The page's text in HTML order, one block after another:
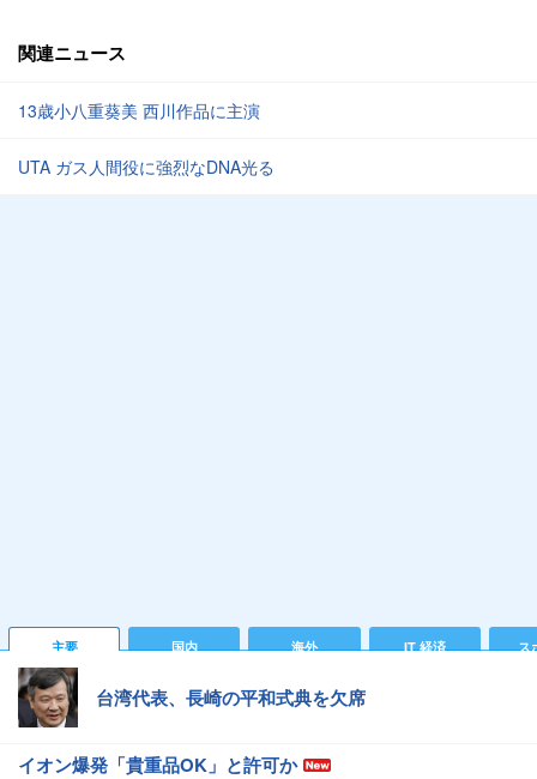
関連ニュース
13歳小八重葵美 西川作品に主演
UTA ガス人間役に強烈なDNA光る
主要 国内 海外 IT 経済 ス
台湾代表、長崎の平和式典を欠席
イオン爆発「貴重品OK」と許可か